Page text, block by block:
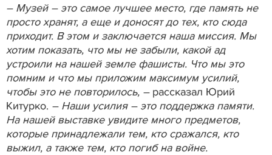
– Музей – это самое лучшее место, где память не
просто хранят, а еще и доносят до тех, кто сюда
приходит. В этом и заключается наша миссия. Мы
хотим показать, что мы не забыли, какой ад
устроили на нашей земле фашисты. Что мы это
помним и что мы приложим максимум усилий,
чтобы это не повторилось, –рассказал Юрий
Китурко. – Наши усилия – это поддержка памяти.
На нашей выставке увидите много предметов,
которые принадлежали тем, кто сражался, кто
выжил, а также тем, кто погиб на войне.